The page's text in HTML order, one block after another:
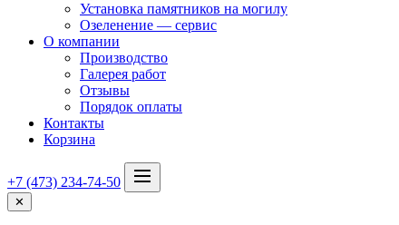
Установка памятников на могилу
Озеленение — сервис
О компании
Производство
Галерея работ
Отзывы
Порядок оплаты
Контакты
Корзина
+7 (473) 234-74-50
✕